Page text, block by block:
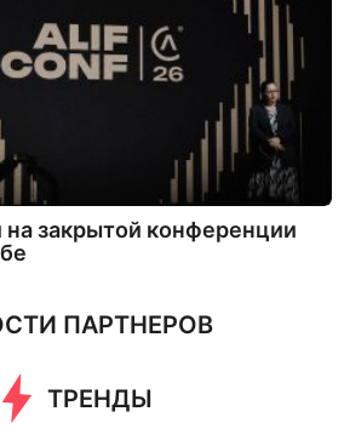
на закрытой конференции
ПАРТНЕРОВ
ТРЕНДЫ